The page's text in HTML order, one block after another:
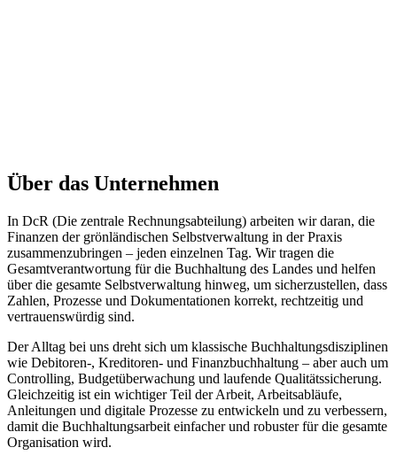
Über das Unternehmen
In DcR (Die zentrale Rechnungsabteilung) arbeiten wir daran, die
Finanzen der grönländischen Selbstverwaltung in der Praxis
zusammenzubringen – jeden einzelnen Tag. Wir tragen die
Gesamtverantwortung für die Buchhaltung des Landes und helfen
über die gesamte Selbstverwaltung hinweg, um sicherzustellen, dass
Zahlen, Prozesse und Dokumentationen korrekt, rechtzeitig und
vertrauenswürdig sind.
Der Alltag bei uns dreht sich um klassische Buchhaltungsdisziplinen
wie Debitoren-, Kreditoren- und Finanzbuchhaltung – aber auch um
Controlling, Budgetüberwachung und laufende Qualitätssicherung.
Gleichzeitig ist ein wichtiger Teil der Arbeit, Arbeitsabläufe,
Anleitungen und digitale Prozesse zu entwickeln und zu verbessern,
damit die Buchhaltungsarbeit einfacher und robuster für die gesamte
Organisation wird.